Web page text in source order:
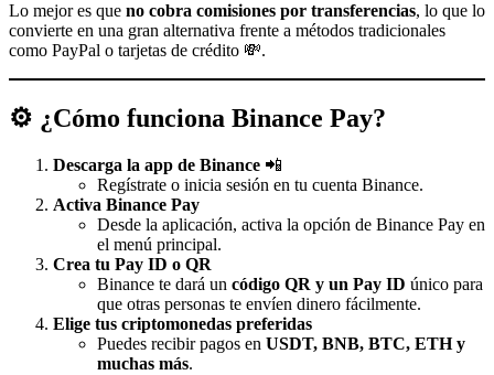
Lo mejor es que no cobra comisiones por transferencias, lo que lo
convierte en una gran alternativa frente a métodos tradicionales
como PayPal o tarjetas de crédito 💸.
⚙️ ¿Cómo funciona Binance Pay?
Descarga la app de Binance 📲
Regístrate o inicia sesión en tu cuenta Binance.
Activa Binance Pay
Desde la aplicación, activa la opción de Binance Pay en
el menú principal.
Crea tu Pay ID o QR
Binance te dará un código QR y un Pay ID único para
que otras personas te envíen dinero fácilmente.
Elige tus criptomonedas preferidas
Puedes recibir pagos en USDT, BNB, BTC, ETH y
muchas más.